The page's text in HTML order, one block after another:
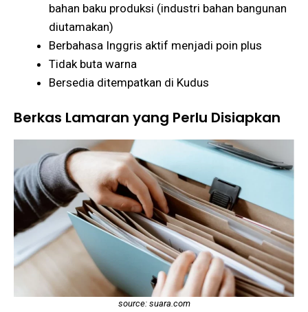
bahan baku produksi (industri bahan bangunan
diutamakan)
Berbahasa Inggris aktif menjadi poin plus
Tidak buta warna
Bersedia ditempatkan di Kudus
Berkas Lamaran yang Perlu Disiapkan
source: suara.com